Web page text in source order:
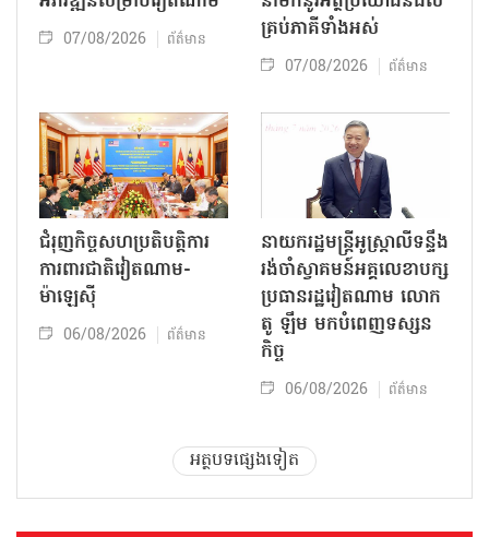
07/08/2026 ព័ត៌មាន
គ្រប់ភាគីទាំងអស់
07/08/2026 ព័ត៌មាន
ជំរុញកិច្ចសហប្រតិបត្តិការ
ការពារជាតិវៀតណាម-
ម៉ាឡេស៊ី
06/08/2026 ព័ត៌មាន
នាយករដ្ឋមន្ត្រីអូស្ត្រាលីទន្ទឹង
រង់ចាំស្វាគមន៍អគ្គលេខាបក្ស
ប្រធានរដ្ឋវៀតណាម លោក
តូ ឡឹម មកបំពេញទស្សន
កិច្ច
06/08/2026 ព័ត៌មាន
អត្ថបទផ្សេងទៀត